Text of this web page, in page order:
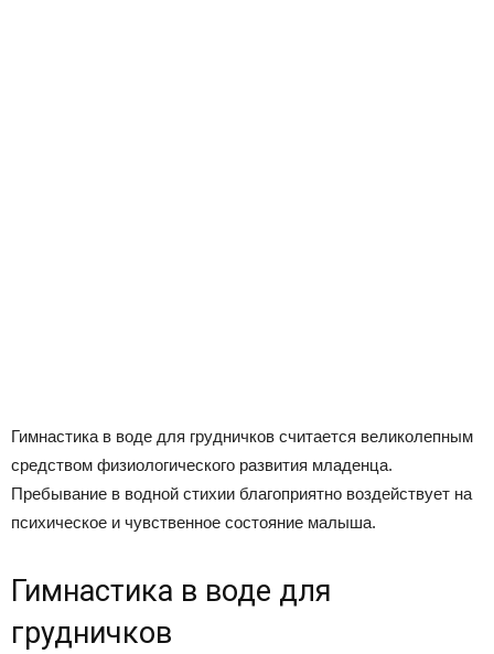
Гимнастика в воде для грудничков считается великолепным
средством физиологического развития младенца.
Пребывание в водной стихии благоприятно воздействует на
психическое и чувственное состояние малыша.
Гимнастика в воде для
грудничков